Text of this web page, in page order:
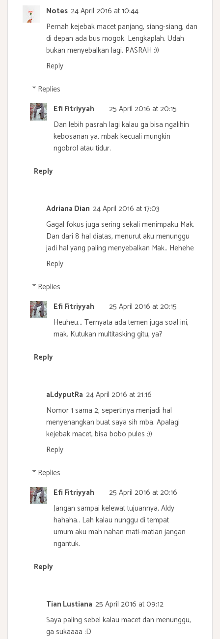
Notes 24 April 2016 at 10:44
Pernah kejebak macet panjang, siang-siang, dan
di depan ada bus mogok. Lengkaplah. Udah
bukan menyebalkan lagi. PASRAH :))
Reply
Replies
Efi Fitriyyah
25 April 2016 at 20:15
Dan lebih pasrah lagi kalau ga bisa ngalihin
kebosanan ya, mbak kecuali mungkin
ngobrol atau tidur.
Reply
Adriana Dian 24 April 2016 at 17:03
Gagal fokus juga sering sekali menimpaku Mak.
Dan dari 8 hal diatas, menurut aku menunggu
jadi hal yang paling menyebalkan Mak.. Hehehe
Reply
Replies
Efi Fitriyyah
25 April 2016 at 20:15
Heuheu... Ternyata ada temen juga soal ini,
mak. Kutukan multitasking gitu, ya?
Reply
aLdyputRa 24 April 2016 at 21:16
Nomor 1 sama 2, sepertinya menjadi hal
menyenangkan buat saya sih mba. Apalagi
kejebak macet, bisa bobo pules :))
Reply
Replies
Efi Fitriyyah
25 April 2016 at 20:16
Jangan sampai kelewat tujuannya, Aldy
hahaha.. Lah kalau nunggu di tempat
umum aku mah nahan mati-matian jangan
ngantuk.
Reply
Tian Lustiana 25 April 2016 at 09:12
Saya paling sebel kalau macet dan menunggu,
ga sukaaaa :D